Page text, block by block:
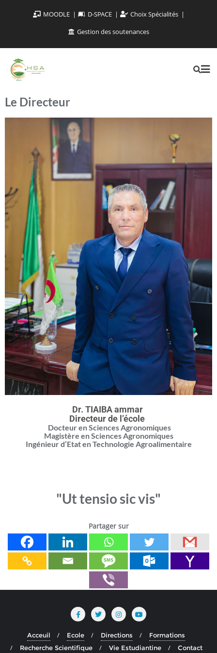
MOODLE D-SPACE
Choix Spécialités
Gestion des soutenances
Le Directeur
Dr. TIAIBA ammar
Directeur de l’école
Docteur en Sciences Agronomiques
Magistère en Sciences Agronomiques
Ingénieur d’Etat en Technologie Agroalimentaire
"Ut tensio sic vis"
Partager sur
Acceuil Ecole Directions
Formations
Recherche Scientifique
Vie Estudiantine Contact